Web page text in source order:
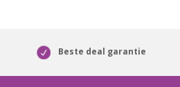
Beste deal garantie